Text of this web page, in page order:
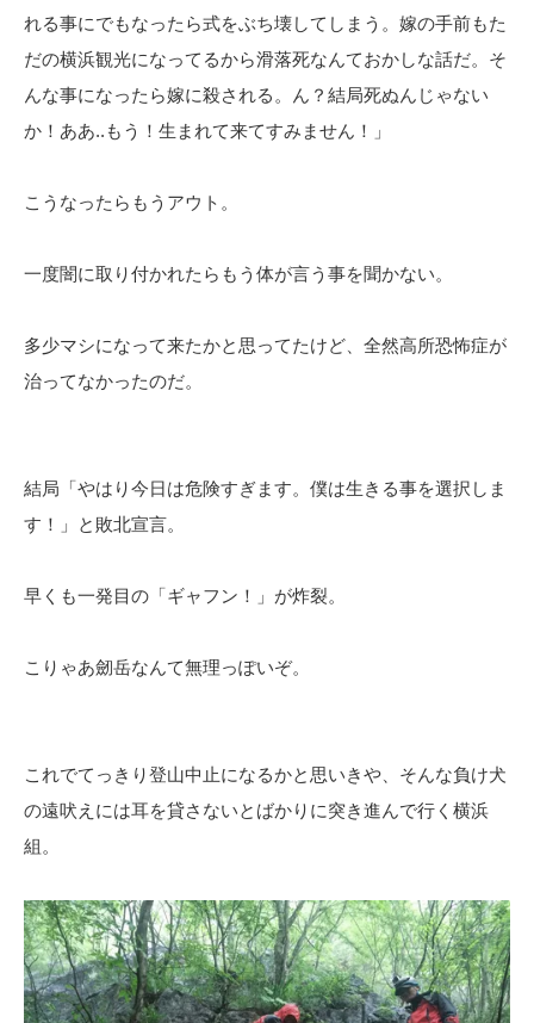
れる事にでもなったら式をぶち壊してしまう。嫁の手前もた
だの横浜観光になってるから滑落死なんておかしな話だ。そ
んな事になったら嫁に殺される。ん？結局死ぬんじゃない
か！ああ..もう！生まれて来てすみません！」
こうなったらもうアウト。
一度闇に取り付かれたらもう体が言う事を聞かない。
多少マシになって来たかと思ってたけど、全然高所恐怖症が
治ってなかったのだ。
結局「やはり今日は危険すぎます。僕は生きる事を選択しま
す！」と敗北宣言。
早くも一発目の「ギャフン！」が炸裂。
こりゃあ劒岳なんて無理っぽいぞ。
これでてっきり登山中止になるかと思いきや、そんな負け犬
の遠吠えには耳を貸さないとばかりに突き進んで行く横浜
組。